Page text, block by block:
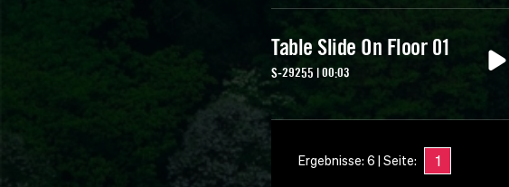
Table Slide On Floor 01
S-29255 | 00:03
Ergebnisse: 6 | Seite: 1